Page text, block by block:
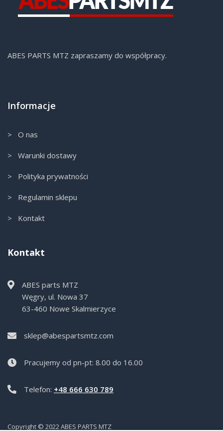
ABES PARTS MTZ zapraszamy do współpracy.
Informacje
> O nas
> Warunki dostawy
> Polityka prywatności
> Regulamin sklepu
> Kontakt
Kontakt
ABES parts MTZ
Węgry, ul. Nowa 37
63-460 Nowe Skalmierzyce
sklep@abespartsmtz.com
Pracujemy od pn-pt: 8.00 do 16.00
Telefon: +48 666 630 789
Copyright © 2022 ABES PARTS MTZ